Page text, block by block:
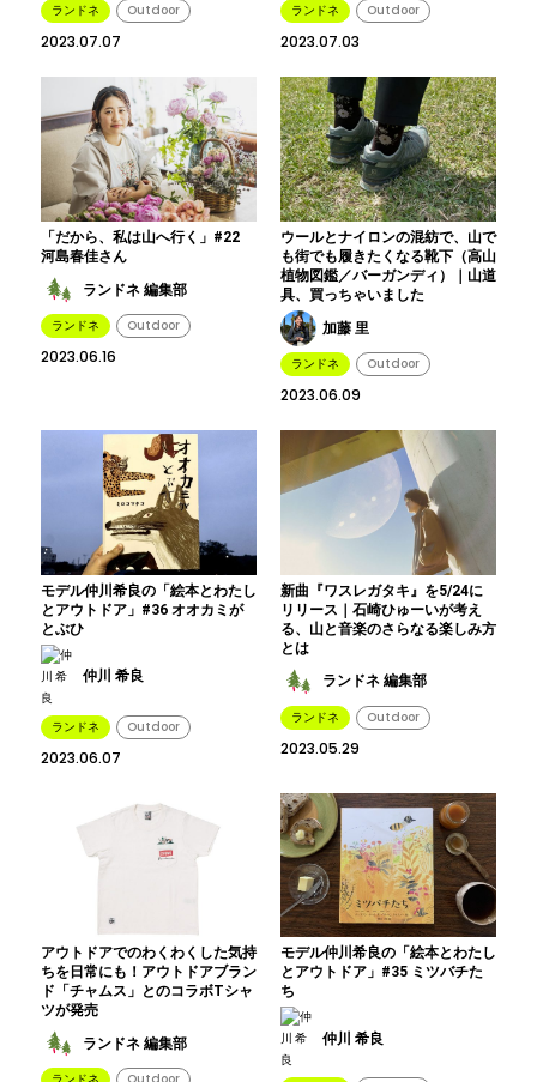
ランドネ Outdoor
2023.07.07
ランドネ Outdoor
2023.07.03
「だから、私は山へ行く」#22
河島春佳さん
ランドネ 編集部
ランドネ Outdoor
2023.06.16
ウールとナイロンの混紡で、山で
も街でも履きたくなる靴下（高山
植物図鑑／バーガンディ）｜山道
具、買っちゃいました
加藤 里
ランドネ Outdoor
2023.06.09
モデル仲川希良の「絵本とわたし
とアウトドア」#36 オオカミが
とぶひ
仲川 希良
ランドネ Outdoor
2023.06.07
新曲『ワスレガタキ』を5/24に
リリース｜石崎ひゅーいが考え
る、山と音楽のさらなる楽しみ方
とは
ランドネ 編集部
ランドネ Outdoor
2023.05.29
アウトドアでのわくわくした気持
ちを日常にも！アウトドアブラン
ド「チャムス」とのコラボTシャ
ツが発売
ランドネ 編集部
モデル仲川希良の「絵本とわたし
とアウトドア」#35 ミツバチた
ち
仲川 希良